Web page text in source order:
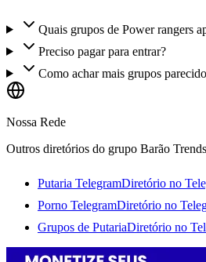
Quais grupos de Power rangers
Preciso pagar para entrar?
Como achar mais grupos
Nossa Rede
Outros diretórios do grupo Barão
Putaria TelegramDiretório no
Porno TelegramDiretório no
Grupos de PutariaDiretório no